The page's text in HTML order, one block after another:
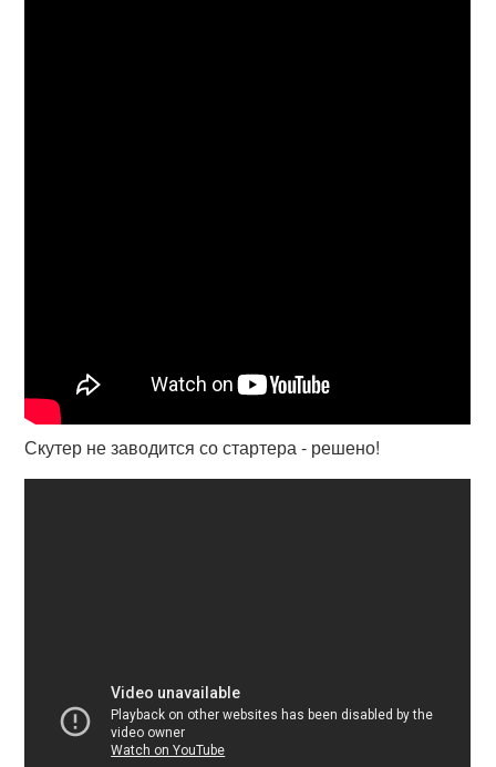
Скутер не заводится со стартера - решено!